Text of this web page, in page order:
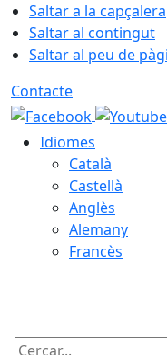
Saltar a la capçalera
Saltar al contingut
Saltar al peu de
Contacte
Idiomes
Català
Castellà
Anglès
Alemany
Francès